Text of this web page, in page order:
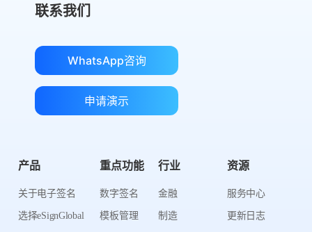
联系我们
WhatsApp咨询
申请演示
产品
关于电子签名
选择eSignGlobal
重点功能
数字签名
模板管理
行业
金融
制造
资源
服务中心
更新日志